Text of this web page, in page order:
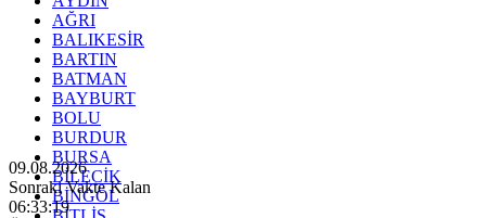
AĞRI
BALIKESİR
BARTIN
BATMAN
BAYBURT
BOLU
BURDUR
BURSA
BİLECİK
BİNGÖL
09.08.2026
Sonraki Vakte Kalan
06:33:17